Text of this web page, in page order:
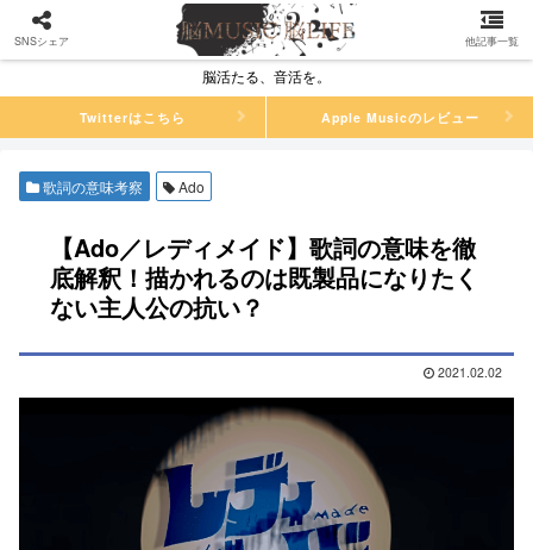
脳活たる、音活を。
Twitterはこちら Apple Musicのレビュー
歌詞の意味考察 Ado
【Ado／レディメイド】歌詞の意味を徹
底解釈！描かれるのは既製品になりたく
ない主人公の抗い？
2021.02.02
SNSシェア 他記事一覧